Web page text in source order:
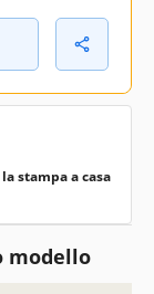
stampa a casa
modello